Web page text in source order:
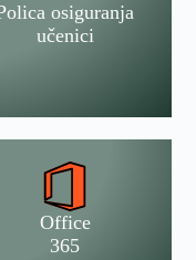
osiguranja
učenici
Office
365